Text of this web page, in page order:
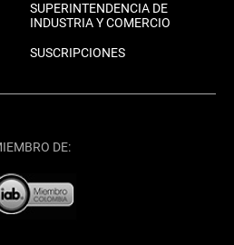
SUPERINTENDENCIA DE
INDUSTRIA Y COMERCIO
SUSCRIPCIONES
DE: